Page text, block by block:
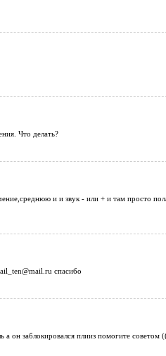
Что делать?
и и звук - или + и там просто
спасибо
он заблокировался плииз помогите советом